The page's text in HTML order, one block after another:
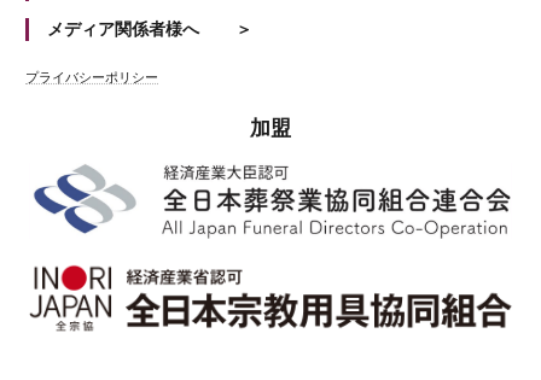
メディア関係者様へ
プライバシーポリシー
加盟